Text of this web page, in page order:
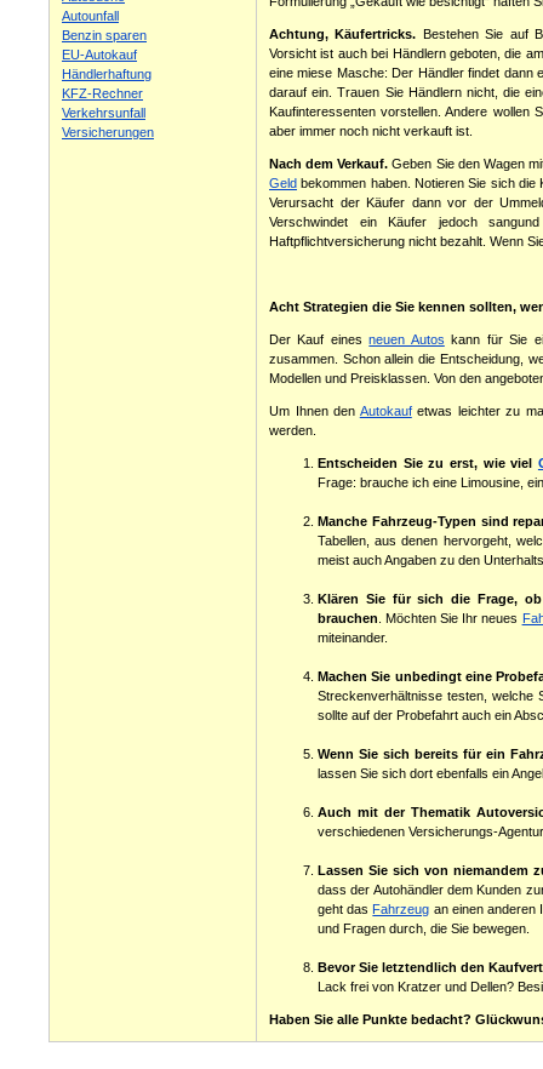
Autounfall
Benzin sparen
EU-Autokauf
Händlerhaftung
KFZ-Rechner
Verkehrsunfall
Versicherungen
Achtung, Käufertricks. Bestehen Sie auf
Vorsicht ist auch bei Händlern geboten, die
eine miese Masche: Der Händler findet dann
darauf ein. Trauen Sie Händlern nicht, die
Kaufinteressenten vorstellen. Andere
aber immer noch nicht verkauft ist.
Nach dem Verkauf. Geben Sie den Wagen
Geld bekommen haben. Notieren Sie sich
Verursacht der Käufer dann vor der
Verschwindet ein Käufer jedoch
Haftpflichtversicherung nicht bezahlt. Wenn
Acht Strategien die Sie kennen sollten,
Der Kauf einesneuen Autos kann für Sie
zusammen. Schon allein die Entscheidung,
Modellen und Preisklassen. Von den
Um Ihnen den Autokaufetwas leichter zu
werden.
Entscheiden Sie zu erst, wie viel
Frage: brauche ich eine Limousine,
Manche Fahrzeug-Typen sind
Tabellen, aus denen hervorgeht,
meist auch Angaben zu den
Klären Sie für sich die Frage,
brauchen . Möchten Sie Ihr neues
miteinander.
Machen Sie unbedingt eine
Streckenverhältnisse testen, welche
sollte auf der Probefahrt auch ein
Wenn Sie sich bereits für ein
lassen Sie sich dort ebenfalls ein
Auch mit der Thematik
verschiedenen Versicherungs-
Lassen Sie sich von niemandem
dass der Autohändler dem Kunden
geht dasFahrzeug an einen anderen
und Fragen durch, die Sie bewegen.
Bevor Sie letztendlich den
Lack frei von Kratzer und Dellen?
Haben Sie alle Punkte bedacht?